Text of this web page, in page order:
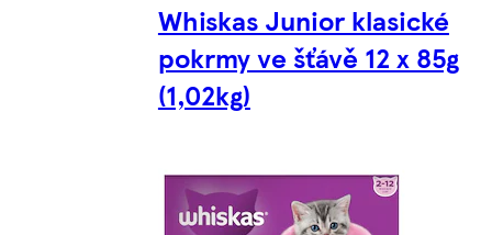
Whiskas Junior klasické
pokrmy ve šťávě 12 x 85g
(1,02kg)